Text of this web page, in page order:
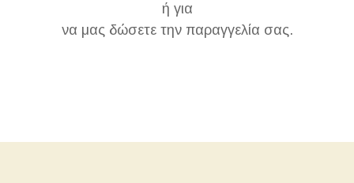
ή για
να μας δώσετε την παραγγελία σας.